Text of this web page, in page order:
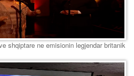
shqiptare ne emisionin legjendar britanik